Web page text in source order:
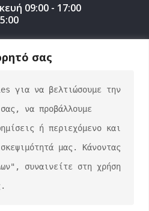
σας
για να βελτιώσουμε την
να προβάλλουμε
ή περιεχόμενο και
μας. Κάνοντας
συναινείτε στη χρήση
09:00 - 17:00
by George